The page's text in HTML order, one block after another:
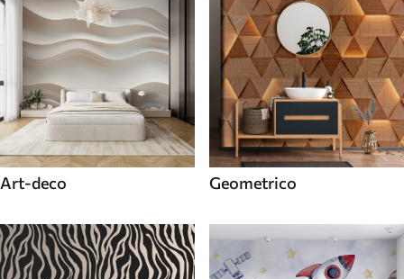
Art-deco Geometrico